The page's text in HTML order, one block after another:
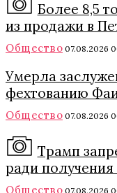
Более 8,5
из продажи в
Общество 07.08.2026
Умерла
фехтованию
Общество 07.08.2026
Трамп
ради
Общество 07.08.2026